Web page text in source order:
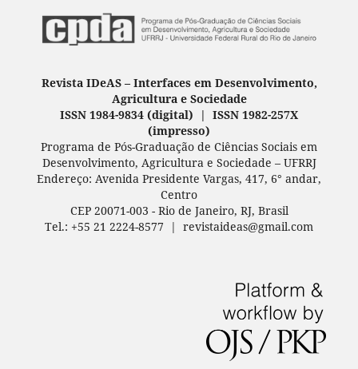
Revista IDeAS – Interfaces em Desenvolvimento,
Agricultura e Sociedade
ISSN 1984-9834 (digital) | ISSN 1982-257X
(impresso)
Programa de Pós-Graduação de Ciências Sociais em
Desenvolvimento, Agricultura e Sociedade – UFRRJ
Endereço: Avenida Presidente Vargas, 417, 6° andar,
Centro
CEP 20071-003 - Rio de Janeiro, RJ, Brasil
Tel.: +55 21 2224-8577 | revistaideas@gmail.com